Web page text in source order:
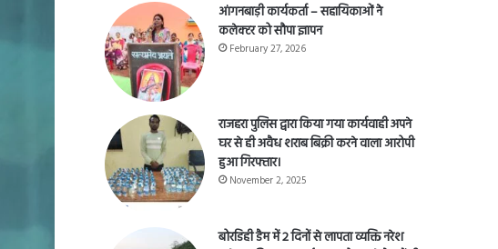
आंगनबाड़ी कार्यकर्ता – सहायिकाओं नेे
कलेक्टर को सौपा ज्ञापन
February 27, 2026
राजहरा पुलिस द्वारा किया गया कार्यवाही अपने
घर से ही अवैध शराब बिक्री करने वाला आरोपी
हुआ गिरफ्तार।
November 2, 2025